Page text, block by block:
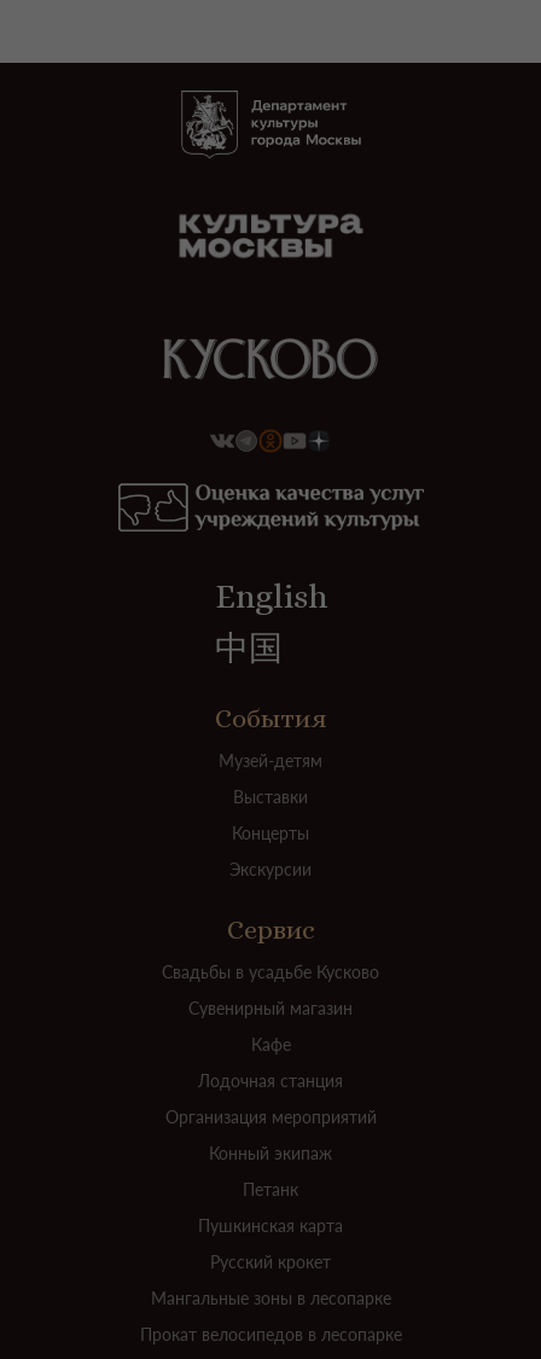
English
中国
События
Музей-детям
Выставки
Концерты
Экскурсии
Сервис
Свадьбы в усадьбе Кусково
Сувенирный магазин
Кафе
Лодочная станция
Организация мероприятий
Конный экипаж
Петанк
Пушкинская карта
Русский крокет
Мангальные зоны в лесопарке
Прокат велосипедов в лесопарке